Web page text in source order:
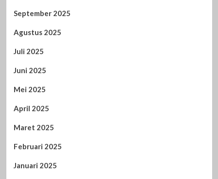
September 2025
Agustus 2025
Juli 2025
Juni 2025
Mei 2025
April 2025
Maret 2025
Februari 2025
Januari 2025